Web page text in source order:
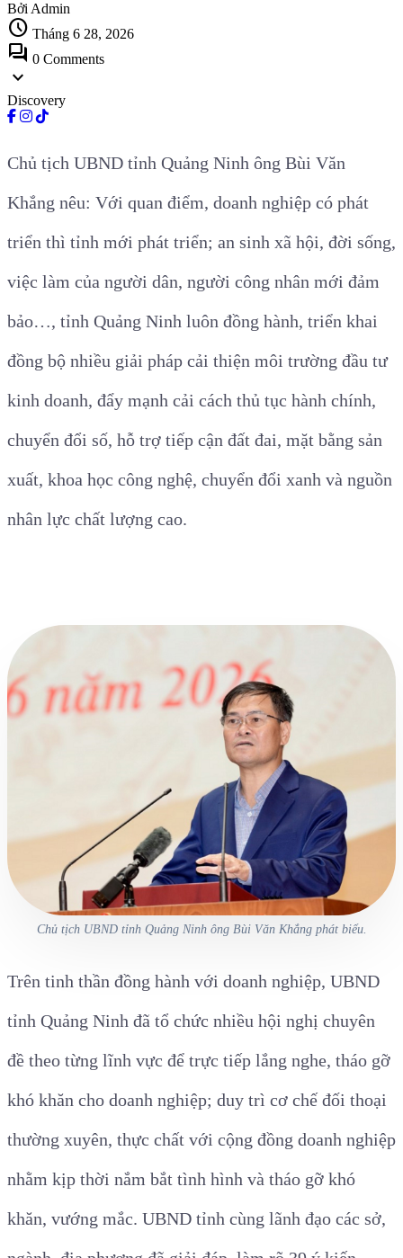
Bởi Admin
schedule Tháng 6 28, 2026
forum 0 Comments
expand_more
Discovery
Chủ tịch UBND tỉnh Quảng Ninh ông Bùi Văn
Khắng nêu: Với quan điểm, doanh nghiệp có phát
triển thì tỉnh mới phát triển; an sinh xã hội, đời sống,
việc làm của người dân, người công nhân mới đảm
bảo…, tỉnh Quảng Ninh luôn đồng hành, triển khai
đồng bộ nhiều giải pháp cải thiện môi trường đầu tư
kinh doanh, đẩy mạnh cải cách thủ tục hành chính,
chuyển đổi số, hỗ trợ tiếp cận đất đai, mặt bằng sản
xuất, khoa học công nghệ, chuyển đổi xanh và nguồn
nhân lực chất lượng cao.
Chủ tịch UBND tỉnh Quảng Ninh ông Bùi Văn Khắng phát biểu.
Trên tinh thần đồng hành với doanh nghiệp, UBND
tỉnh Quảng Ninh đã tổ chức nhiều hội nghị chuyên
đề theo từng lĩnh vực để trực tiếp lắng nghe, tháo gỡ
khó khăn cho doanh nghiệp; duy trì cơ chế đối thoại
thường xuyên, thực chất với cộng đồng doanh nghiệp
nhằm kịp thời nắm bắt tình hình và tháo gỡ khó
khăn, vướng mắc. UBND tỉnh cùng lãnh đạo các sở,